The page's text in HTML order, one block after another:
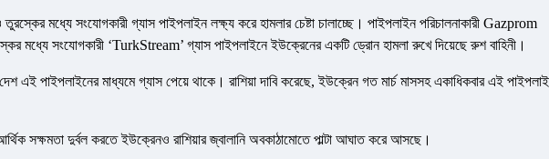
মধ্যে সংযোগকারী গ্যাস পাইপলাইন লক্ষ্য করে হামলার চেষ্টা চালাচ্ছে। পাইপলাইন পরিচালনাকারী Gazprom
মধ্যে সংযোগকারী ‘TurkStream’ গ্যাস পাইপলাইনে ইউক্রেনের একটি ড্রোন হামলা রুখে দিয়েছে রুশ বাহিনী।
দেশ এই পাইপলাইনের মাধ্যমে গ্যাস পেয়ে থাকে। রাশিয়া দাবি করেছে, ইউক্রেন গত মার্চ মাসসহ একাধিকবার এই
সক্ষমতা দুর্বল করতে ইউক্রেনও রাশিয়ার জ্বালানি অবকাঠামোতে পাল্টা আঘাত করে আসছে।